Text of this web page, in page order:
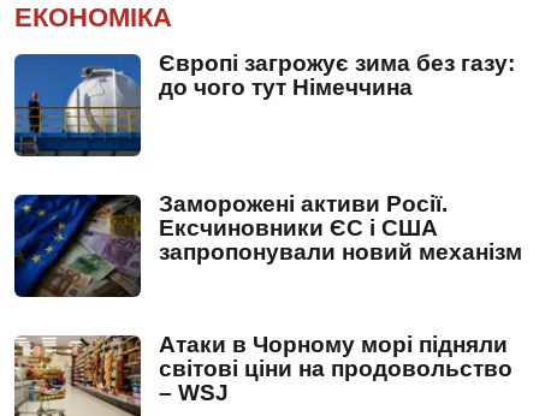
ЕКОНОМІКА
Європі загрожує зима без газу:
до чого тут Німеччина
Заморожені активи Росії.
Ексчиновники ЄС і США
запропонували новий механізм
Атаки в Чорному морі підняли
світові ціни на продовольство
– WSJ